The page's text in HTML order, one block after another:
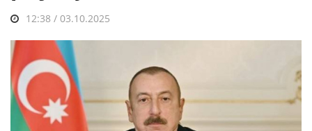
12:38 / 03.10.2025